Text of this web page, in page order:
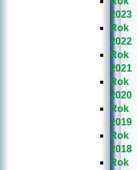
2023
Rok
2022
Rok
2021
Rok
2020
Rok
2019
Rok
2018
Rok